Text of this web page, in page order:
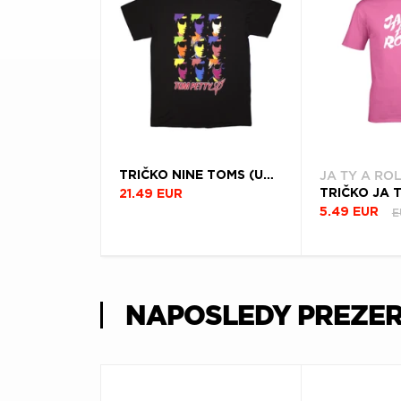
TRIČKO NINE TOMS (UNISEX)
21.49 EUR
JA TY A
5.49 EUR
NAPOSLEDY